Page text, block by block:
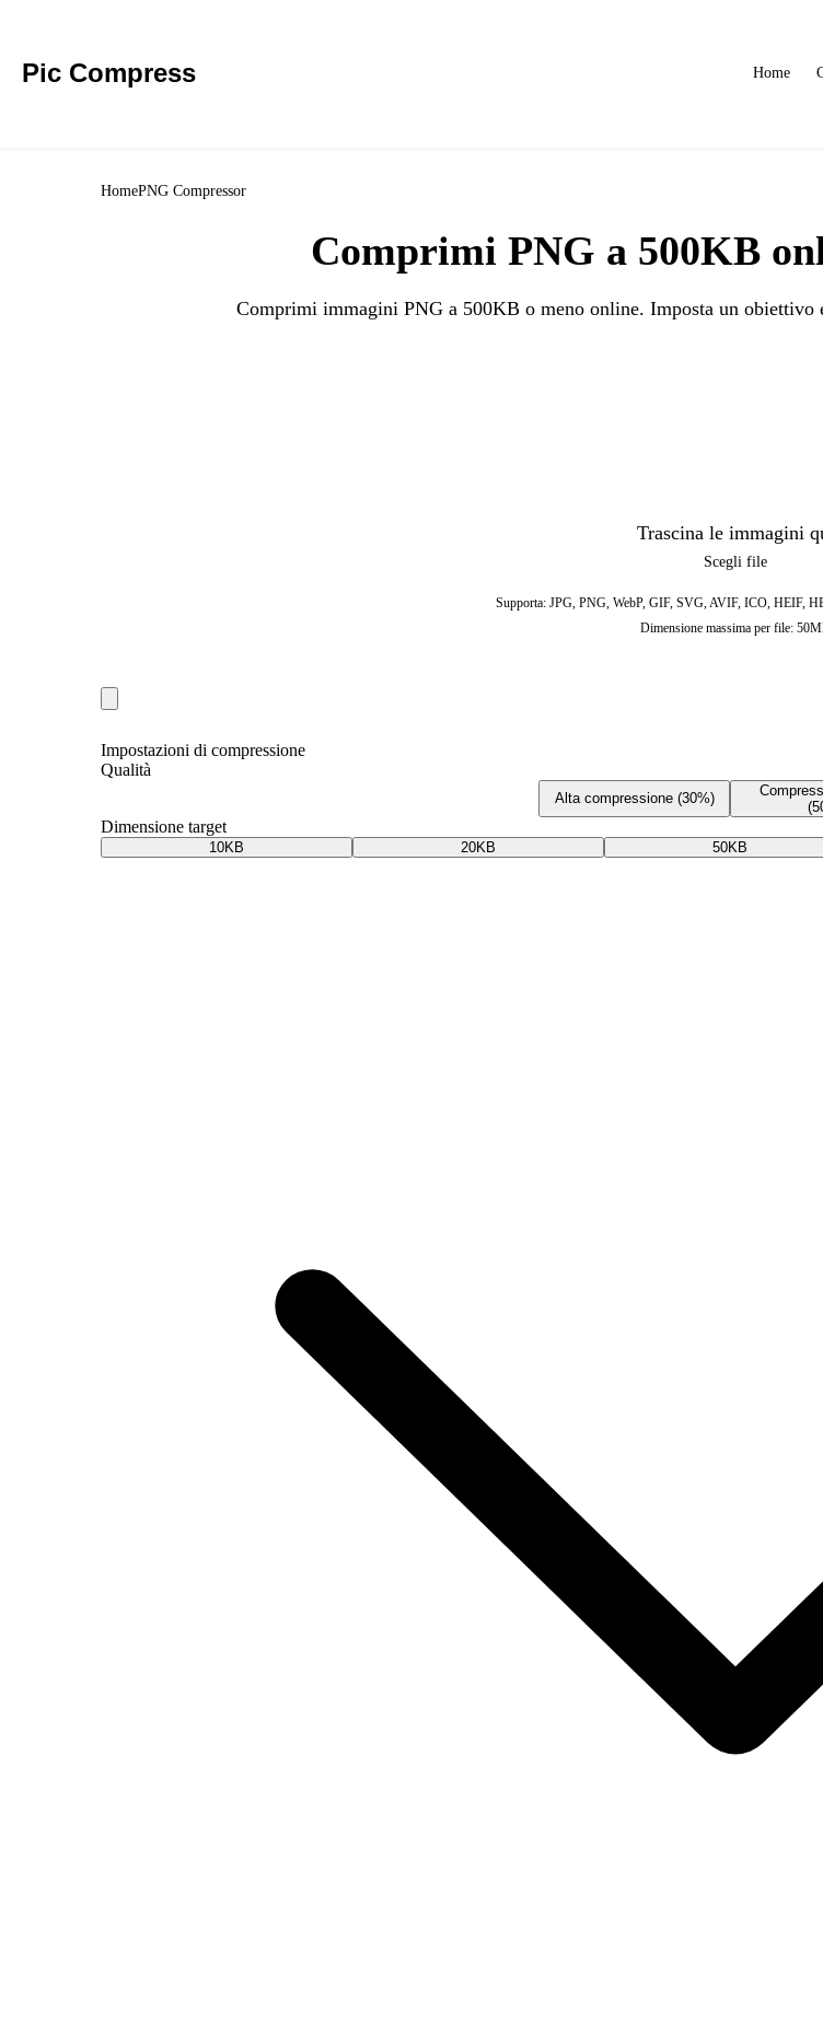
Pic Compress Home
HomePNG Compressor
Comprimi PNG a 500KB
Comprimi immagini PNG a 500KB o meno online. Imposta un obiettivo
Trascina le immagini
Scegli file
Supporta: JPG, PNG, WebP, GIF, SVG, AVIF, ICO, HEIF,
Dimensione massima per file:
Impostazioni di compressione
Qualità
Alta compressione (30%)
Dimensione target
10KB 20KB 50KB